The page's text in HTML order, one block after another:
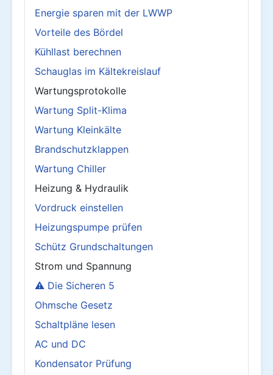
Energie sparen mit der LWWP
Vorteile des Bördel
Kühllast berechnen
Schauglas im Kältekreislauf
Wartungsprotokolle
Wartung Split-Klima
Wartung Kleinkälte
Brandschutzklappen
Wartung Chiller
Heizung & Hydraulik
Vordruck einstellen
Heizungspumpe prüfen
Schütz Grundschaltungen
Strom und Spannung
⚠️ Die Sicheren 5
Ohmsche Gesetz
Schaltpläne lesen
AC und DC
Kondensator Prüfung